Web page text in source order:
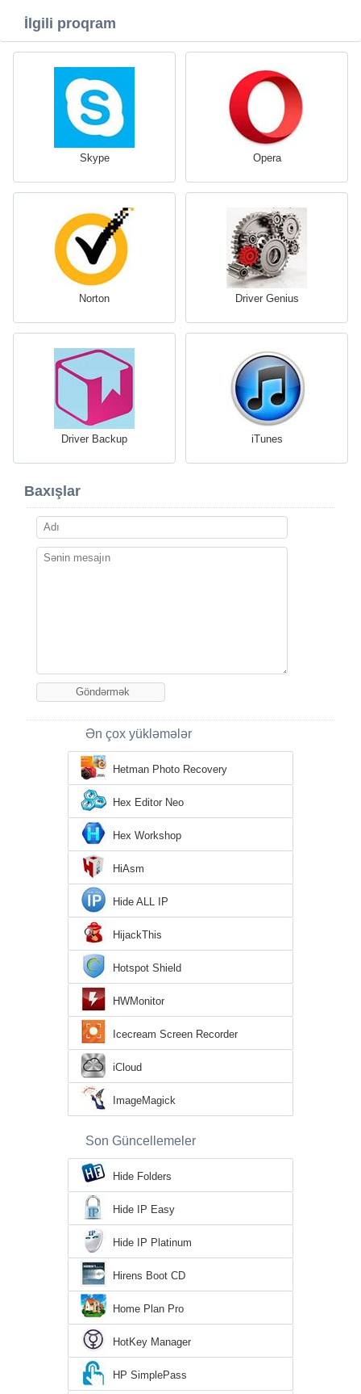
İlgili proqram
Skype Opera
Norton Driver Genius
Driver Backup iTunes
Baxışlar
Ən çox yükləmələr
Hetman Photo Recovery
Hex Editor Neo
Hex Workshop
HiAsm
Hide ALL IP
HijackThis
Hotspot Shield
HWMonitor
Icecream Screen Recorder
iCloud
ImageMagick
Son Güncellemeler
Hide Folders
Hide IP Easy
Hide IP Platinum
Hirens Boot CD
Home Plan Pro
HotKey Manager
HP SimplePass